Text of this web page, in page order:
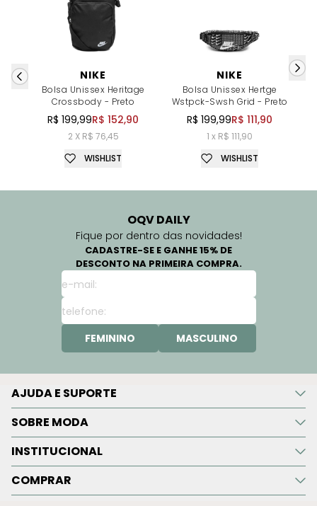
NIKE
Bolsa Unissex Heritage
Crossbody - Preto
R$ 199,99R$ 152,90
2 X R$ 76,45
WISHLIST
NIKE
Bolsa Unissex Hertge
Wstpck-Swsh Grid - Preto
R$ 199,99R$ 111,90
1 x R$ 111,90
WISHLIST
OQV DAILY
Fique por dentro das novidades!
CADASTRE-SE E GANHE 15% DE
DESCONTO NA PRIMEIRA COMPRA.
FEMININO MASCULINO
AJUDA E SUPORTE
SOBRE MODA
INSTITUCIONAL
COMPRAR